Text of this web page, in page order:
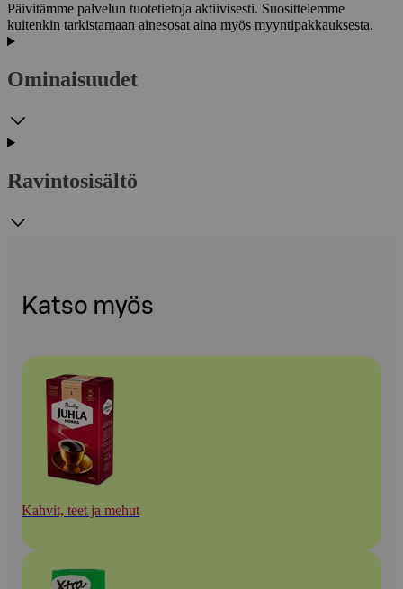
Päivitämme palvelun tuotetietoja aktiivisesti. Suosittelemme
kuitenkin tarkistamaan ainesosat aina myös myyntipakkauksesta.
Ominaisuudet
Ravintosisältö
Katso myös
Kahvit, teet ja mehut